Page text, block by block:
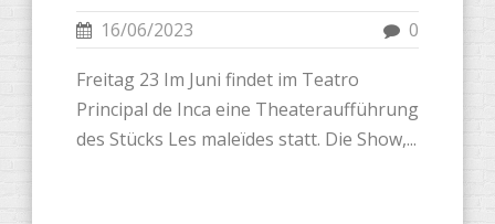
16/06/2023 0
Freitag 23 Im Juni findet im Teatro
Principal de Inca eine Theateraufführung
des Stücks Les maleïdes statt. Die Show,...